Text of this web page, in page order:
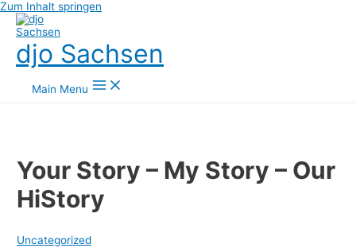
Zum Inhalt springen
djo Sachsen
Main Menu
Your Story – My Story – Our
HiStory
Uncategorized